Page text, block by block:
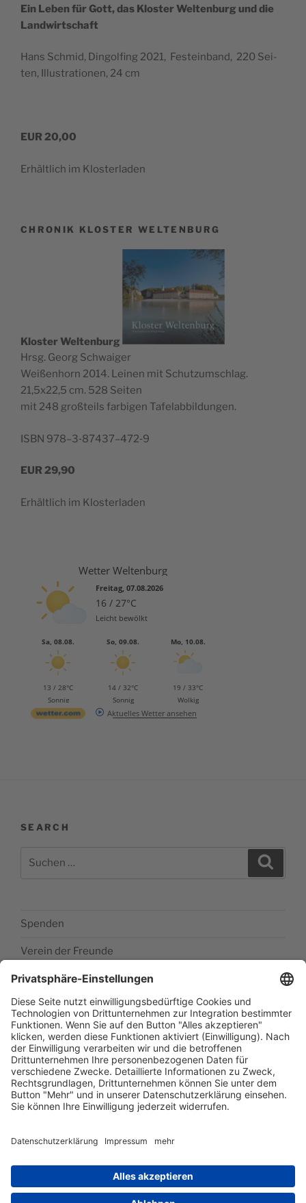
Ein Leben für Gott, das Klos­ter Wel­ten­burg und die
Landwirtschaft
Hans Schmid, Din­gol­fing 2021, Fest­ein­band, 220 Sei­
ten, Illus­tra­tio­nen, 24 cm
EUR 20,00
Erhält­lich im Klosterladen
CHRONIK KLOSTER WELTENBURG
Klos­ter Wel­ten­burg
Hrsg. Georg Schwaiger
Wei­ßen­horn 2014. Lei­nen mit Schutz­um­schlag.
21,5x22,5 cm. 528 Seiten
mit 248 groß­teils far­bi­gen Tafelabbildungen.
ISBN 978–3‑87437–472‑9
EUR 29,90
Erhält­lich im Klosterladen
Wetter Weltenburg
Freitag, 07.08.2026
16 / 27°C
Leicht bewölkt
Sa, 08.08.
13 / 28°C
Sonnig
So, 09.08.
14 / 32°C
Sonnig
Mo, 10.08.
19 / 33°C
Wolkig
Aktuelles Wetter ansehen
SEARCH
Spenden
Verein der Freunde
Impressum
Barrierefreiheitserklärung
Datenschutzerklärung
Newsletter abonieren
FacebookE‑Mail